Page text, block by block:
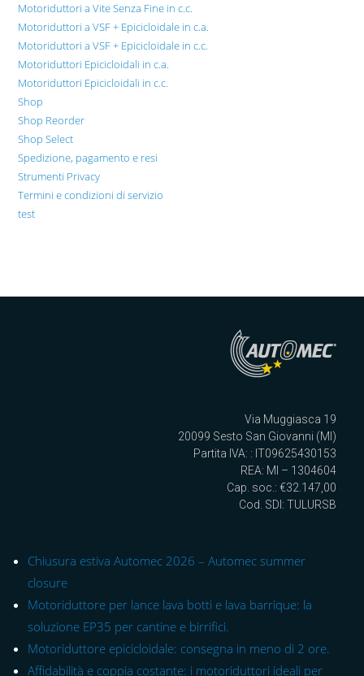
Motoriduttori a Vite Senza Fine in c.c.
Motoriduttori a VSF + Epicicloidale in c.a.
Motoriduttori a VSF + Epicicloidale in c.c.
Motoriduttori Epicicloidali in c.a.
Motoriduttori Epicicloidali in c.c.
Shop
Shop Reorder
Shop Select
Spedizione, pagamento e resi
Strumenti Privacy
Termini e condizioni di servizio
test
Via Muggiasca 19
20099 Sesto San Giovanni (MI)
Partita IVA: : IT09625430153
REA: MI – 1304604
Cap. soc.: €32.147,00
Cod. SDI: TULURSB
Chiusura estiva Automec 2026 – Automec summer
closure
Motoriduttore per lance lava botti e lava barrique: la
soluzione EP35 per cantine e birrifici.
Motoriduttore epicicloidale: consegna in meno di 2 ore.
Affidabilità e coppia costante: i motoriduttori ideali per